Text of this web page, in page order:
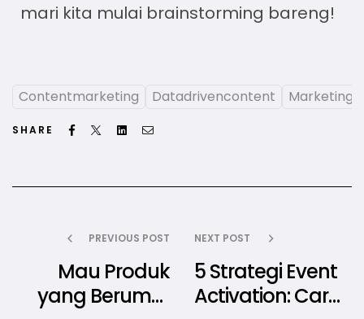
mari kita mulai brainstorming bareng!
Contentmarketing Datadrivencontent
SHARE FacebookTwitterLinkedin
Email
PREVIOUS POST
Mau Produk
yang Berumur
NEXT POST
5 Strategi Event
Activation: Cara